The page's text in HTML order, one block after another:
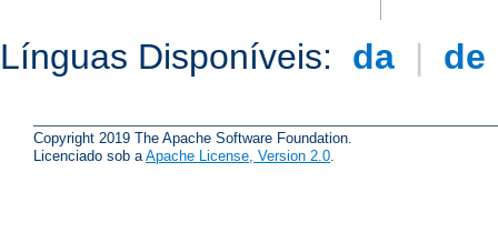
Línguas Disponíveis: da | de
Copyright 2019 The Apache Software Foundation.
Licenciado sob a Apache License, Version 2.0